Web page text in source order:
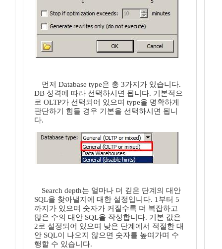
먼저 Database type은 총 3가지가 있습니다.
DB 성격에 따라 선택하시면 됩니다. 기본적으
로 OLTP가 선택되어 있으며 type을 명확하게
판단하기 힘들 경우 기본을 선택하시면 됩니
다.
Search depth는 얼마나 더 깊은 단계의 대안
SQL을 찾아낼지에 대한 설정입니다. 1부터 5
까지가 있으며 숫자가 커질수록 더 복잡하고
많은 수의 대안 SQL을 작성합니다. 기본 값은
2로 설정되어 있으며 낮은 단계에서 적절한 대
안 SQL이 나오지 않으면 숫자를 높여가며 수
행할 수 있습니다.